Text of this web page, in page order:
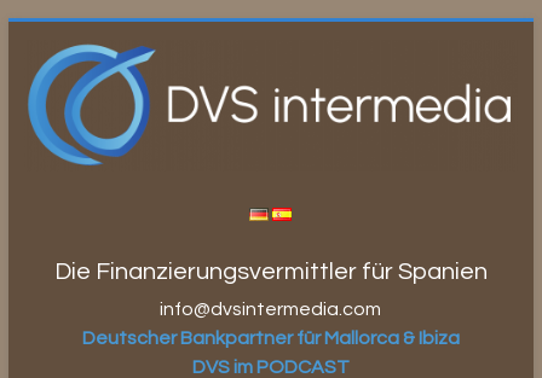
Inhalt
springen
Die Finanzierungsvermittler für Spanien
info@dvsintermedia.com
Deutscher Bankpartner für Mallorca & Ibiza
DVS im PODCAST